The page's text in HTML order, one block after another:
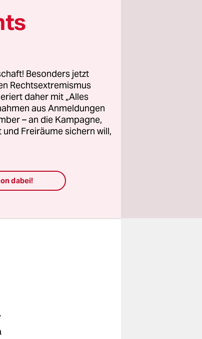
Ein
IchBesonders jetzt
Rechtsextremismus
daher mit „Alles
aus Anmeldungen
– an die Kampagne,
Freiräume sichern will,
dabei!